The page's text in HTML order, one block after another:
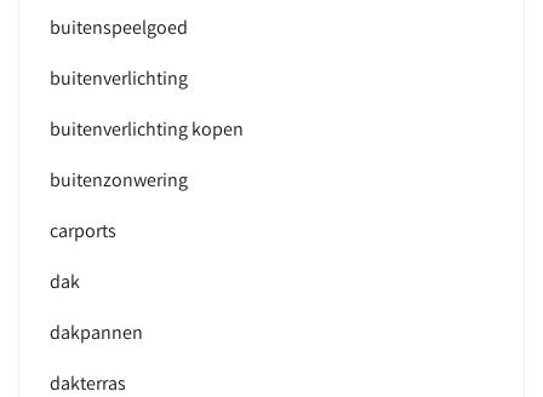
buitenspeelgoed
buitenverlichting
buitenverlichting kopen
buitenzonwering
carports
dak
dakpannen
dakterras